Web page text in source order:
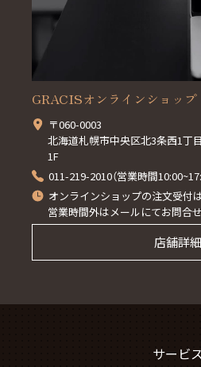
GRACISオンラインショップ
〒060-0003
北海道札幌市中央区北3条西1丁
1F
011-219-2010（営業時間
オンラインショップの注文受付
営業時間外はメールにてお問合
店舗詳細
サービ